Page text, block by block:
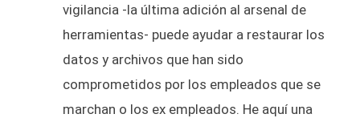
vigilancia -la última adición al arsenal de
herramientas- puede ayudar a restaurar los
datos y archivos que han sido
comprometidos por los empleados que se
marchan o los ex empleados. He aquí una